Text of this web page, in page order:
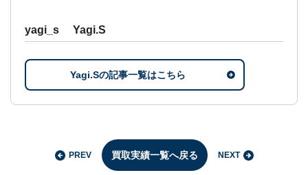
yagi_s Yagi.S
Yagi.Sの記事一覧はこちら
PREV 買取実績一覧へ戻る NEXT